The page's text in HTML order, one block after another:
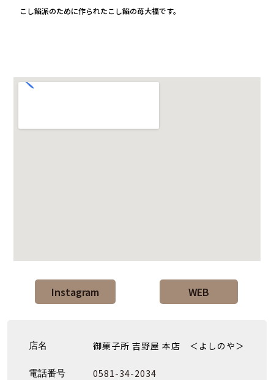
こし餡派のために作られたこし餡の苺大福です。
Instagram WEB
店名 御菓子所 吉野屋 本店 ＜よしのや＞
電話番号 0581-34-2034